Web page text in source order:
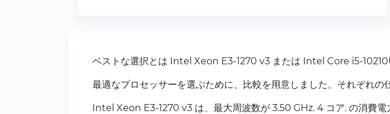
ベストな選択とは Intel Xeon E3-1270 v3 または Intel Core i5-
最適なプロセッサーを選ぶために、比較を用意しました。それぞれの
Intel Xeon E3-1270 v3 は、最大周波数が 3.50 GHz. 4 コア. の消費